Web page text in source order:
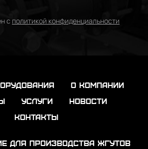
с политикой конфиденциальности
о компании
услуги
новости
контакты
для производства жгутов